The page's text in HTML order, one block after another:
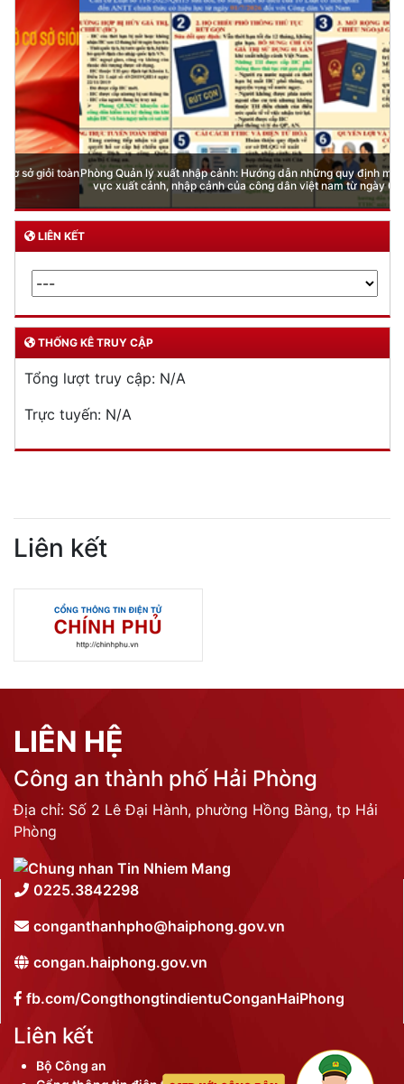
Phòng Quản lý xuất nhập cảnh: Hướng dẫn những quy định mới trong lĩnh
vực xuất cảnh, nhập cảnh của công dân việt nam từ ngày 01/7/2026
LIÊN KẾT
THỐNG KÊ TRUY CẬP
Tổng lượt truy cập: N/A
Trực tuyến: N/A
Liên kết
LIÊN HỆ
Công an thành phố Hải Phòng
Địa chỉ: Số 2 Lê Đại Hành, phường Hồng Bàng, tp Hải
Phòng
0225.3842298
conganthanhpho@haiphong.gov.vn
congan.haiphong.gov.vn
fb.com/CongthongtindientuConganHaiPhong
Liên kết
Bộ Công an